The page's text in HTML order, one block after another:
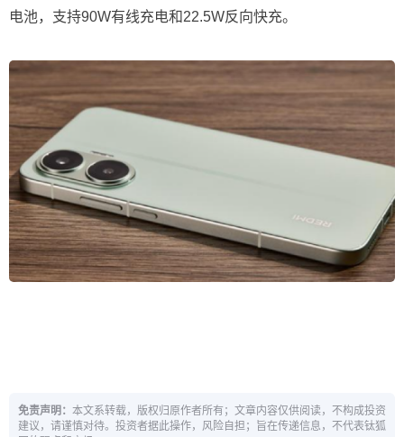
电池，支持90W有线充电和22.5W反向快充。
免责声明： 本文系转载，版权归原作者所有；文章内容仅供阅读，不构成投资
建议，请谨慎对待。投资者据此操作，风险自担；旨在传递信息，不代表钛狐